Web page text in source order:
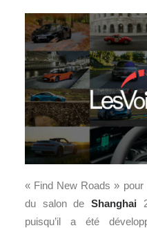
« Find New Roads » pour
du salon de Shanghai
puisqu’il a été